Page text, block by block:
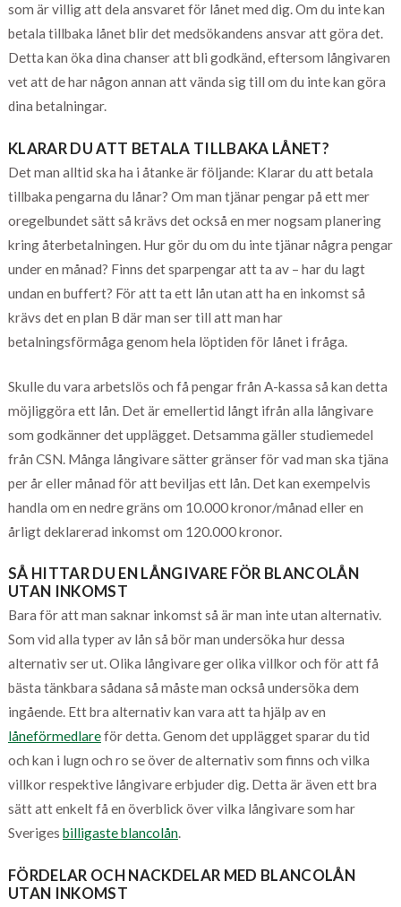
som är villig att dela ansvaret för lånet med dig. Om du inte kan
betala tillbaka lånet blir det medsökandens ansvar att göra det.
Detta kan öka dina chanser att bli godkänd, eftersom långivaren
vet att de har någon annan att vända sig till om du inte kan göra
dina betalningar.
KLARAR DU ATT BETALA TILLBAKA LÅNET?
Det man alltid ska ha i åtanke är följande: Klarar du att betala
tillbaka pengarna du lånar? Om man tjänar pengar på ett mer
oregelbundet sätt så krävs det också en mer nogsam planering
kring återbetalningen. Hur gör du om du inte tjänar några pengar
under en månad? Finns det sparpengar att ta av – har du lagt
undan en buffert? För att ta ett lån utan att ha en inkomst så
krävs det en plan B där man ser till att man har
betalningsförmåga genom hela löptiden för lånet i fråga.
Skulle du vara arbetslös och få pengar från A-kassa så kan detta
möjliggöra ett lån. Det är emellertid långt ifrån alla långivare
som godkänner det upplägget. Detsamma gäller studiemedel
från CSN. Många långivare sätter gränser för vad man ska tjäna
per år eller månad för att beviljas ett lån. Det kan exempelvis
handla om en nedre gräns om 10.000 kronor/månad eller en
årligt deklarerad inkomst om 120.000 kronor.
SÅ HITTAR DU EN LÅNGIVARE FÖR BLANCOLÅN
UTAN INKOMST
Bara för att man saknar inkomst så är man inte utan alternativ.
Som vid alla typer av lån så bör man undersöka hur dessa
alternativ ser ut. Olika långivare ger olika villkor och för att få
bästa tänkbara sådana så måste man också undersöka dem
ingående. Ett bra alternativ kan vara att ta hjälp av en
låneförmedlareför detta. Genom det upplägget sparar du tid
och kan i lugn och ro se över de alternativ som finns och vilka
villkor respektive långivare erbjuder dig. Detta är även ett bra
sätt att enkelt få en överblick över vilka långivare som har
Sveriges billigaste blancolån.
FÖRDELAR OCH NACKDELAR MED BLANCOLÅN
UTAN INKOMST